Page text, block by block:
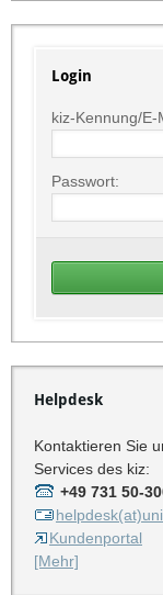
Login
kiz-Kennung/E-
Passwort:
Helpdesk
Kontaktieren Sie
Services des kiz:
+49 731 50-
Kundenportal
[Mehr]